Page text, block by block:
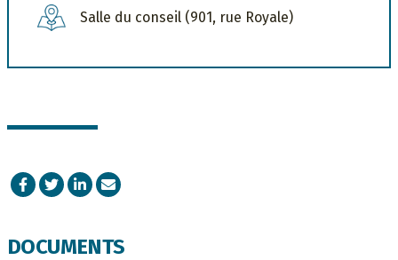
Salle du conseil (901, rue Royale)
Facebook
TwitterLinkedIn
Courriel
DOCUMENTS